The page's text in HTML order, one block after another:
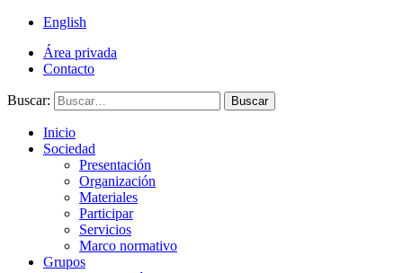
English
Área privada
Contacto
Buscar: Buscar
Inicio
Sociedad
Presentación
Organización
Materiales
Participar
Servicios
Marco normativo
Grupos